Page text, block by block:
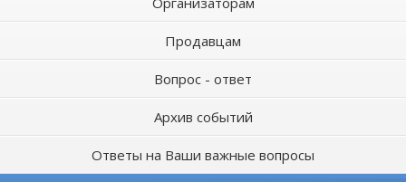
Продавцам
Вопрос - ответ
Архив событий
Ответы на Ваши важные вопросы